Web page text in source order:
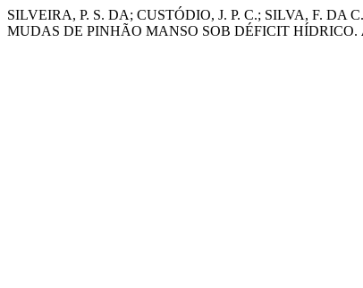
SILVEIRA, P. S. DA; CUSTÓDIO, J. P. C.; SILVA, F. DA
MUDAS DE PINHÃO MANSO SOB DÉFICIT HÍDRICO.